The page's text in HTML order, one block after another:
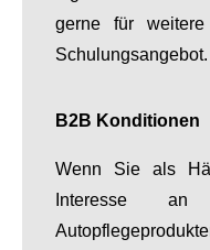
gerne für
Schulungsangebot.
B2B Konditionen
Wenn Sie als
Interesse an